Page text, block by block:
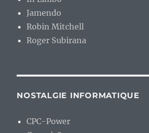
Jamendo
Robin Mitchell
Roger Subirana
NOSTALGIE INFORMATIQUE
CPC-Power